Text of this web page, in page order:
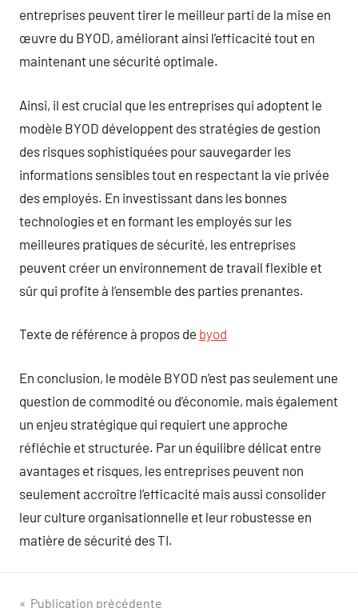
entreprises peuvent tirer le meilleur parti de la mise en
œuvre du BYOD, améliorant ainsi l’efficacité tout en
maintenant une sécurité optimale.
Ainsi, il est crucial que les entreprises qui adoptent le
modèle BYOD développent des stratégies de gestion
des risques sophistiquées pour sauvegarder les
informations sensibles tout en respectant la vie privée
des employés. En investissant dans les bonnes
technologies et en formant les employés sur les
meilleures pratiques de sécurité, les entreprises
peuvent créer un environnement de travail flexible et
sûr qui profite à l’ensemble des parties prenantes.
Texte de référence à propos de byod
En conclusion, le modèle BYOD n’est pas seulement une
question de commodité ou d’économie, mais également
un enjeu stratégique qui requiert une approche
réfléchie et structurée. Par un équilibre délicat entre
avantages et risques, les entreprises peuvent non
seulement accroître l’efficacité mais aussi consolider
leur culture organisationnelle et leur robustesse en
matière de sécurité des TI.
Publication précédente